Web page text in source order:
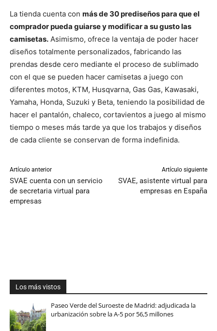
La tienda cuenta con más de 30 prediseños para que el
comprador pueda guiarse y modificar a su gusto las
camisetas. Asimismo, ofrece la ventaja de poder hacer
diseños totalmente personalizados, fabricando las
prendas desde cero mediante el proceso de sublimado
con el que se pueden hacer camisetas a juego con
diferentes motos, KTM, Husqvarna, Gas Gas, Kawasaki,
Yamaha, Honda, Suzuki y Beta, teniendo la posibilidad de
hacer el pantalón, chaleco, cortavientos a juego al mismo
tiempo o meses más tarde ya que los trabajos y diseños
de cada cliente se conservan de forma indefinida.
Artículo anterior
SVAE cuenta con un servicio
de secretaria virtual para
empresas
Artículo siguiente
SVAE, asistente virtual para
empresas en España
Los más vistos
Paseo Verde del Suroeste de Madrid: adjudicada la
urbanización sobre la A-5 por 56,5 millones